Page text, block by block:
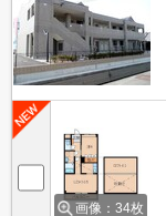
画像：34枚